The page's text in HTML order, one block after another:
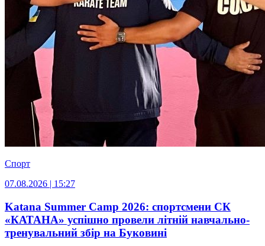
Спорт
07.08.2026 | 15:27
Katana Summer Camp 2026: спортсмени СК
«КАТАНА» успішно провели літній навчально-
тренувальний збір на Буковині